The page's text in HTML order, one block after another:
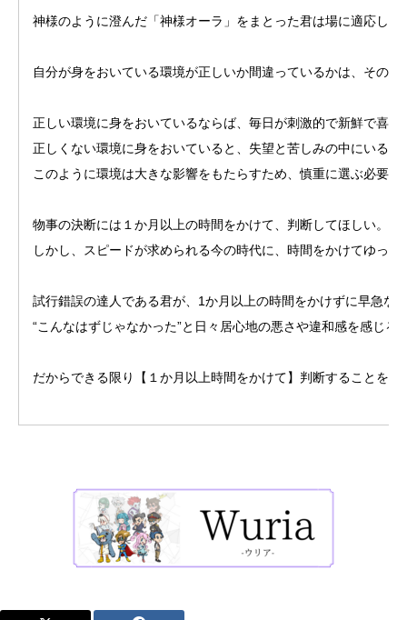
神様のように澄んだ「神様オーラ」をまとった君は場に適応し
自分が身をおいている環境が正しいか間違っているかは、その
正しい環境に身をおいているならば、毎日が刺激的で新鮮で喜
正しくない環境に身をおいていると、失望と苦しみの中にいるだ
このように環境は大きな影響をもたらすため、慎重に選ぶ必要が
物事の決断には１か月以上の時間をかけて、判断してほしい。
しかし、スピードが求められる今の時代に、時間をかけてゆっ
試行錯誤の達人である君が、1か月以上の時間をかけずに早急な
“こんなはずじゃなかった”と日々居心地の悪さや違和感を感じる
だからできる限り【１か月以上時間をかけて】判断することを肝